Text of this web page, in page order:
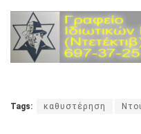
Tags: καθυστέρηση